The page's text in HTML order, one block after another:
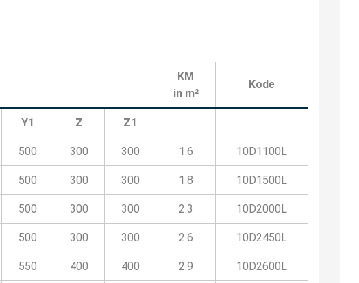
KM
in m²
Kode
Y1 Z Z1
500 300 300 1.6 10D1100L
500 300 300 1.8 10D1500L
500 300 300 2.3 10D2000L
500 300 300 2.6 10D2450L
550 400 400 2.9 10D2600L